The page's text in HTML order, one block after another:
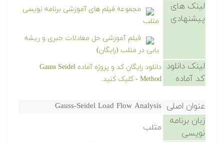
لینک های
پیشنهادی
مجموعه فیلم های آموزشی برنامه نویسی
متلب
فیلم آموزشی حل معادلات جبری و ریشه
یابی در متلب (رایگان)
لینک دانلود
کد آماده
دانلود رایگان کد و پروژه آماده Gauss Seidel
Method - کلیک کنید.
عنوان اصلی Gauss-Seidel Load Flow Analysis
زبان برنامه
نویسی
متلب